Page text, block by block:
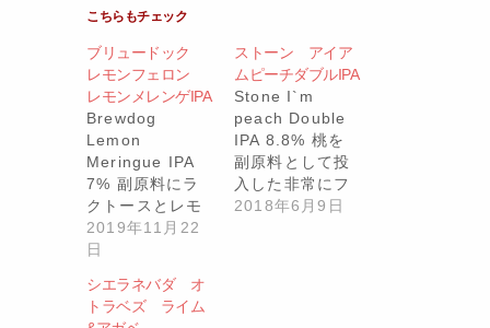
こちらもチェック
ブリュードック
レモンフェロン
レモンメレンゲIPA
Brewdog
Lemon
Meringue IPA
7% 副原料にラ
クトースとレモ
ンジュースを加
え…
2019年11月22
日
ストーン アイア
ムピーチダブルIPA
Stone I`m
peach Double
IPA 8.8% 桃を
副原料として投
入した非常にフ
ルー…
2018年6月9日
シエラネバダ オ
トラベズ ライム